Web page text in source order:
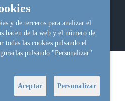
NetInformática
y de terceros para analizar el
hacen de la web y el número de
todas las cookies pulsando el
pulsando "Personalizar"
Aceptar Personalizar